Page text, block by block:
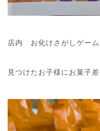
店内 お化けさがしゲーム
見つけたお子様にお菓子